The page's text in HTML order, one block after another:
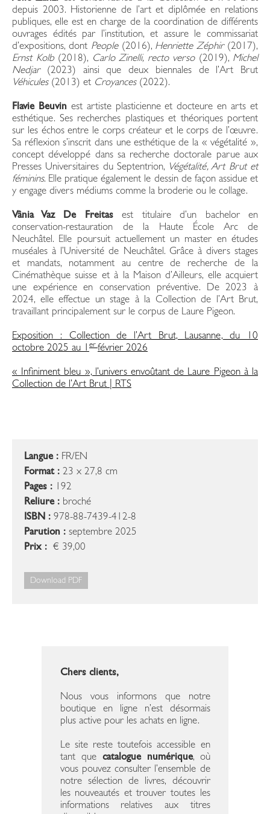
depuis 2003. Historienne de l’art et diplômée en relations
publiques, elle est en charge de la coordination de différents
ouvrages édités par l’institution, et assure le commissariat
d’expositions, dont People (2016), Henriette Zéphir (2017),
Ernst Kolb (2018), Carlo Zinelli, recto verso (2019), Michel
Nedjar (2023) ainsi que deux biennales de l’Art Brut
Véhicules (2013) et Croyances (2022).
Flavie Beuvin est artiste plasticienne et docteure en arts et
esthétique. Ses recherches plas­tiques et théoriques portent
sur les échos entre le corps créateur et le corps de l’œuvre.
Sa réflexion s’inscrit dans une esthétique de la « végétalité »,
concept développé dans sa recherche doctorale parue aux
Presses Universitaires du Septentrion, Végétalité, Art Brut et
féminins. Elle pratique également le dessin de façon assidue et
y engage divers médiums comme la broderie ou le collage.
Vânia Vaz De Freitas est titulaire d’un bachelor en
conservation-restauration de la Haute École Arc de
Neuchâtel. Elle poursuit actuellement un master en études
muséales à l’Université de Neuchâtel. Grâce à divers stages
et mandats, notamment au centre de recherche de la
Cinémathèque suisse et à la Maison d’Ailleurs, elle acquiert
une expérience en conservation préventive. De 2023 à
2024, elle effectue un stage à la Collection de l’Art Brut,
travaillant principalement sur le corpus de Laure Pigeon.
Exposition : Collection de l’Art Brut, Lausanne, du 10
octobre 2025 au 1 er février 2026
« Infiniment bleu », l’univers envoûtant de Laure Pigeon à la
Collection de l’Art Brut | RTS
Langue : FR/EN
Format : 23 x 27,8 cm
Pages : 192
Reliure : broché
ISBN : 978-88-7439-412-8
Parution : septembre 2025
Prix : € 39,00
Download PDF
Chers clients,
Nous vous informons que notre
boutique en ligne n’est désormais
plus active pour les achats en ligne.
Le site reste toutefois accessible en
tant que catalogue numérique, où
vous pouvez consulter l’ensemble de
notre sélection de livres, découvrir
les nouveautés et trouver toutes les
informations relatives aux titres